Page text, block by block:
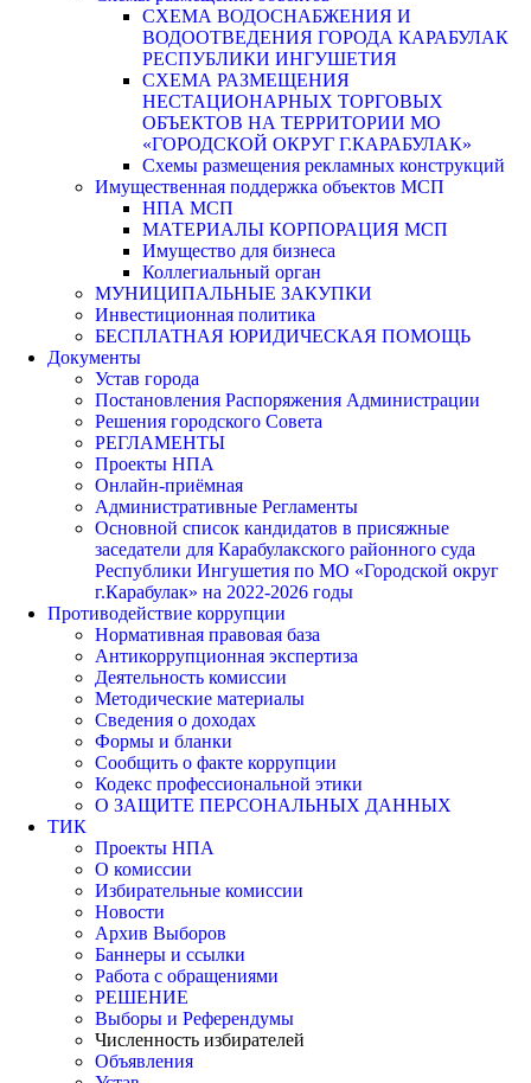
СХЕМА ВОДОСНАБЖЕНИЯ И
ВОДООТВЕДЕНИЯ ГОРОДА КАРАБУЛАК
РЕСПУБЛИКИ ИНГУШЕТИЯ
СХЕМА РАЗМЕЩЕНИЯ
НЕСТАЦИОНАРНЫХ ТОРГОВЫХ
ОБЪЕКТОВ НА ТЕРРИТОРИИ МО
«ГОРОДСКОЙ ОКРУГ Г.КАРАБУЛАК»
Схемы размещения рекламных конструкций
Имущественная поддержка объектов МСП
НПА МСП
МАТЕРИАЛЫ КОРПОРАЦИЯ МСП
Имущество для бизнеса
Коллегиальный орган
МУНИЦИПАЛЬНЫЕ ЗАКУПКИ
Инвестиционная политика
БЕСПЛАТНАЯ ЮРИДИЧЕСКАЯ ПОМОЩЬ
Документы
Устав города
Постановления Распоряжения Администрации
Решения городского Совета
РЕГЛАМЕНТЫ
Проекты НПА
Онлайн-приёмная
Административные Регламенты
Основной список кандидатов в присяжные
заседатели для Карабулакского районного суда
Республики Ингушетия по МО «Городской округ
г.Карабулак» на 2022-2026 годы
Противодействие коррупции
Нормативная правовая база
Антикоррупционная экспертиза
Деятельность комиссии
Методические материалы
Сведения о доходах
Формы и бланки
Сообщить о факте коррупции
Кодекс профессиональной этики
О ЗАЩИТЕ ПЕРСОНАЛЬНЫХ ДАННЫХ
ТИК
Проекты НПА
О комиссии
Избирательные комиссии
Новости
Архив Выборов
Баннеры и ссылки
Работа с обращениями
РЕШЕНИЕ
Выборы и Референдумы
Численность избирателей
Объявления